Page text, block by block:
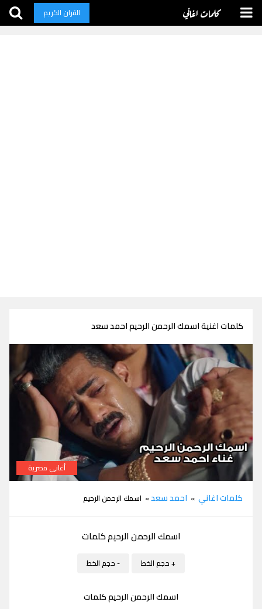
كلمات اغاني القران الكريم
كلمات اغنية اسمك الرحمن الرحيم احمد سعد
العمدة
أغاني مصرية
كلمات اغاني » احمد سعد» اسمك الرحمن الرحيم
اسمك الرحمن الرحيم كلمات
+ حجم الخط - حجم الخط
اسمك الرحمن الرحيم كلمات